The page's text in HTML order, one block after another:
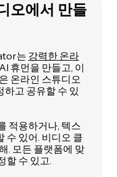
오에서 만들
는 강력한 온라
휴먼을 만들고, 이
온라인 스튜디오
고 공유할 수 있
적용하거나, 텍스
수 있어. 비디오 클
. 모든 플랫폼에 맞
할 수 있고.